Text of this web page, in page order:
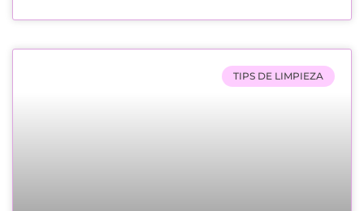
TIPS DE LIMPIEZA